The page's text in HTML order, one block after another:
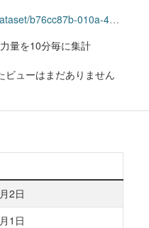
07a3-4591-8e56-52d3acd74ddc/download/airconditioning_2605.csv
量を10分毎に集計
ビューはまだありません
2日
1日